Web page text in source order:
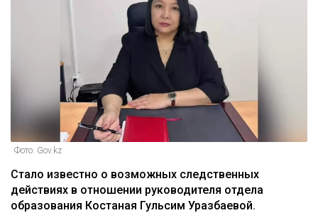
Фото: Gov.kz
Стало известно о возможных следственных
действиях в отношении руководителя отдела
образования Костаная Гульсим Уразбаевой.